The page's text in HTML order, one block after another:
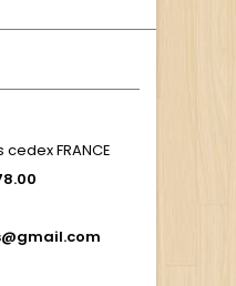
cedex FRANCE